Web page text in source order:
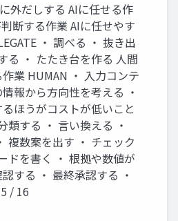
外だしする AIに任せる作
断する作業 AIに任せやす
・ 調べる ・ 抜き出
る ・ たたき台を作る 人間
業 HUMAN ・ 入力コンテ
報から方向性を考える ・
ほうがコストが低いこと
類する ・ 言い換える ・
複数案を出す ・ チェック
ドを書く ・ 根拠や数値が
する ・ 最終承認する ・
/ 16